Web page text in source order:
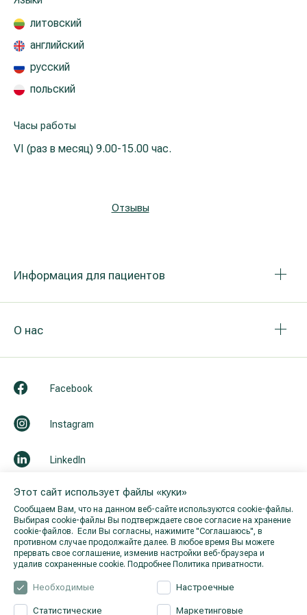
Этот сайт использует файлы «куки»
Сообщаем Вам, что на данном веб-сайте используются cookie-файлы.
Выбирая cookie-файлы Вы подтверждаете свое согласие на хранение
cookie-файлов. Если Вы согласны, нажимите "Cоглашаюсь", в
противном случае продолжайте далее. В любое время Вы можете
прервать свое соглашение, изменив настройки веб-браузера и
удалив сохраненные cookie. Подробнее Политика приватности.
Необходимые Настроечные
Статистические Маркетинговые
литовский
английский
русский
польский
Часы работы
VI (раз в месяц) 9.00-15.00 час.
Отзывы
Информация для пациентов
О нас
Facebook
Instagram
LinkedIn
Youtube
Все услуги
Все врачи